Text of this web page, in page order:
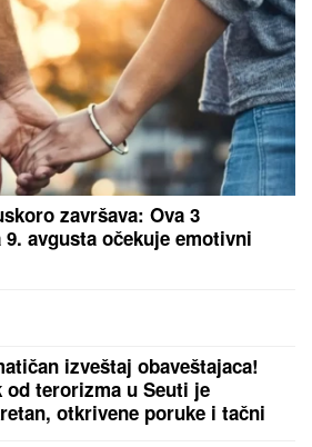
SAŠKE I ĐORĐA ĐOKOVIĆA U
snajka se sa sinom kupa
mužem provodi vreme na jahti
smo više" Trener Novog
MUŠKARCA (32)Horor kod
u Beogradu: Policija odmah